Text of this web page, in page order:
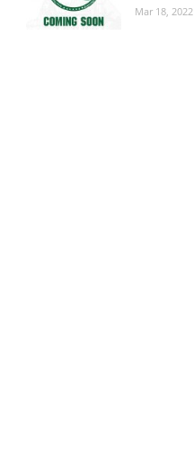
Mar 18, 2022